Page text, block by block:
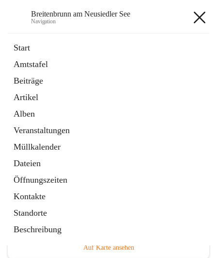
Breitenbrunn am Neusiedler See
Navigation
Start
Amtstafel
Beiträge
Artikel
Alben
Veranstaltungen
Müllkalender
Dateien
Öffnungszeiten
Kontakte
Standorte
Beschreibung
18 Schnellzugriffe
Gemeindeservice
Auf Karte ansehen